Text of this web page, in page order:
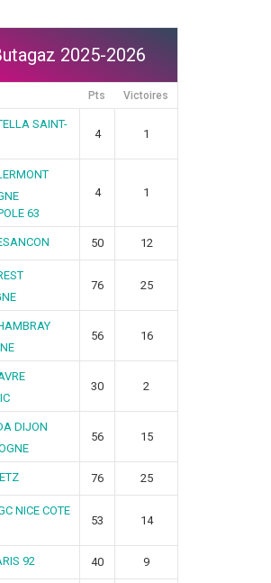
2025-2026
Pts Victoires
SAINT-
4 1
63
4 1
50 12
76 25
56 16
30 2
DIJON
56 15
76 25
NICE COTE
53 14
92 40 9